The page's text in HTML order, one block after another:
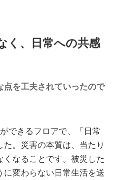
く、日常への共感
を工夫されていったので
できるフロアで、「日常
。災害の本質は、当たり
なることです。被災した
変わらない日常生活を送